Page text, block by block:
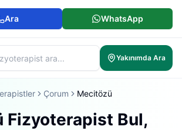
Ara WhatsApp
Yakınımda Ara
Çorum Mecitözü
Fizyoterapist Bul,